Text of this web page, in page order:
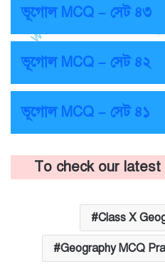
ভূগোল MCQ – সেট ৪৩
ভূগোল MCQ – সেট ৪২
ভূগোল MCQ – সেট ৪১
To check our
Class X
Geography MCQ